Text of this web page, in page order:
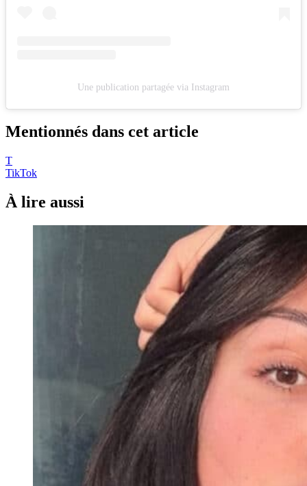
Une publication partagée via Instagram
Mentionnés dans cet article
T
TikTok
À lire aussi